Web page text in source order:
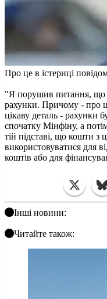
Про це в істериці
"Я порушив питання, що
рахунки. Причому - про
цікаву деталь - рахунки
спочатку Мінфіну, а
тій підставі, що кошти з
використовуватися для
коштів або для
Інші новини:
Читайте також: